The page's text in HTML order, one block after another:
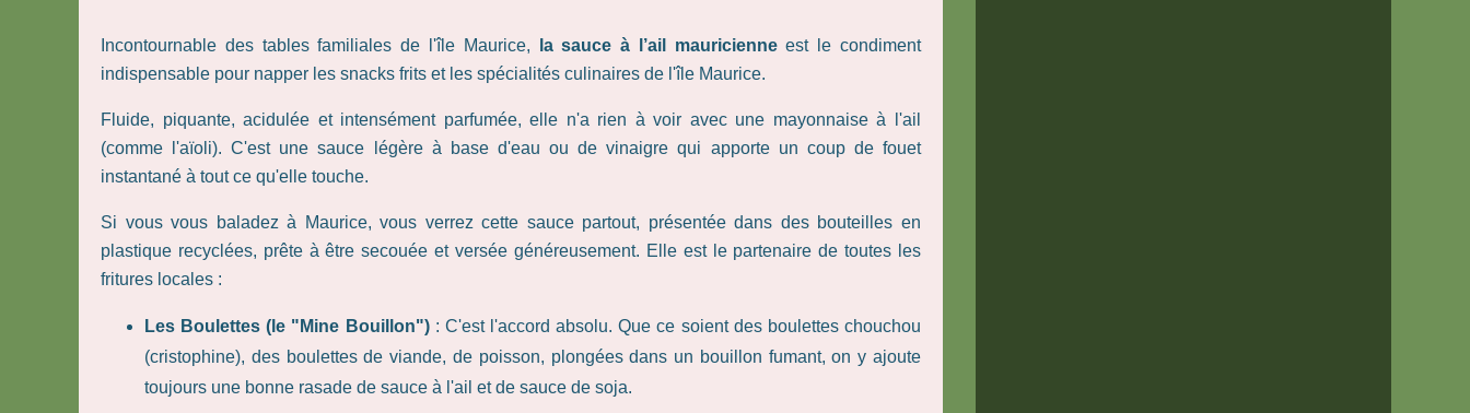
Incontournable des tables familiales de l'île Maurice, la sauce à l’ail mauricienneest le condiment
indispensable pour napper les snacks frits et les spécialités culinaires de l'île Maurice.
Fluide, piquante, acidulée et intensément parfumée, elle n'a rien à voir avec une mayonnaise à l'ail
(comme l'aïoli). C'est une sauce légère à base d'eau ou de vinaigre qui apporte un coup de fouet
instantané à tout ce qu'elle touche.
Si vous vous baladez à Maurice, vous verrez cette sauce partout, présentée dans des bouteilles en
plastique recyclées, prête à être secouée et versée généreusement. Elle est le partenaire de toutes les
fritures locales :
Les Boulettes (le "Mine Bouillon"): C'est l'accord absolu. Que ce soient des boulettes chouchou
(cristophine), des boulettes de viande, de poisson, plongées dans un bouillon fumant, on y ajoute
toujours une bonne rasade de sauce à l'ail et de sauce de soja.